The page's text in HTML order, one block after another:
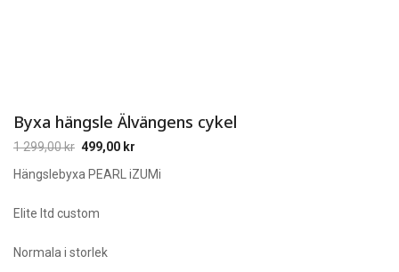
Byxa hängsle Älvängens cykel
1 299,00kr 499,00 kr
Hängslebyxa PEARL iZUMi
Elite ltd custom
Normala i storlek